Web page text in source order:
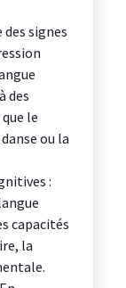
signes
des
le
ou la
:
capacités
la